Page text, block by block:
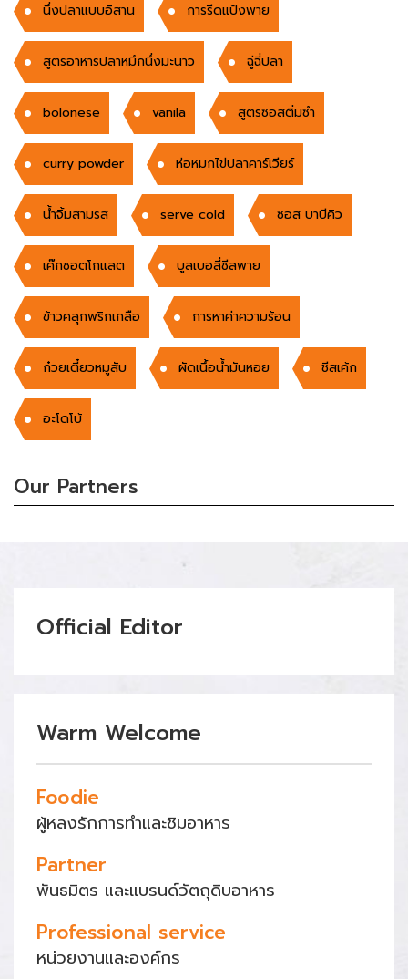
นึ่งปลาแบบอิสาน การรีดแป้งพาย
สูตรอาหารปลาหมึกนึ่งมะนาว ฉู่ฉี่ปลา
bolonese vanila สูตรซอสติ่มซำ
curry powder ห่อหมกไข่ปลาคาร์เวียร์
นํ้าจิ้มสามรส serve cold ซอส บาบีคิว
เค๊กชอตโกแลต บูลเบอลี่ชีสพาย
ข้าวคลุกพริกเกลือ การหาค่าความร้อน
ก๋วยเตี๋ยวหมูสับ ผัดเนึ้อน้ำมันหอย ชีสเค้ก
อะโดโบ้
Our Partners
Official Editor
Warm Welcome
Foodie
ผู้หลงรักการทำและชิมอาหาร
Partner
พันธมิตร และแบรนด์วัตถุดิบอาหาร
Professional service
หน่วยงานและองค์กร